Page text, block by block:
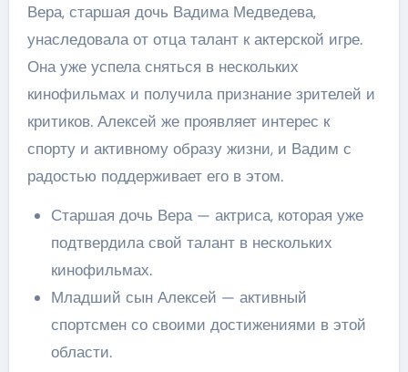
Вера, старшая дочь Вадима Медведева,
унаследовала от отца талант к актерской игре.
Она уже успела сняться в нескольких
кинофильмах и получила признание зрителей и
критиков. Алексей же проявляет интерес к
спорту и активному образу жизни, и Вадим с
радостью поддерживает его в этом.
Старшая дочь Вера — актриса, которая уже
подтвердила свой талант в нескольких
кинофильмах.
Младший сын Алексей — активный
спортсмен со своими достижениями в этой
области.